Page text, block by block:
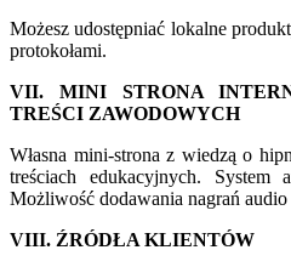
Możesz udostępniać lokalne
protokołami.
VII. MINI STRONA
TREŚCI ZAWODOWYCH
Własna mini-strona z wiedzą o
treściach edukacyjnych. System
Możliwość dodawania nagrań
VIII. ŹRÓDŁA KLIENTÓW